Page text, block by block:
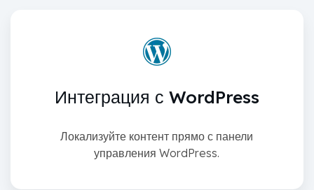
Интеграция с WordPress
Локализуйте контент прямо с панели
управления WordPress.